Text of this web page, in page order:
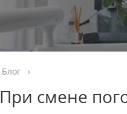
Блог ›
При смене